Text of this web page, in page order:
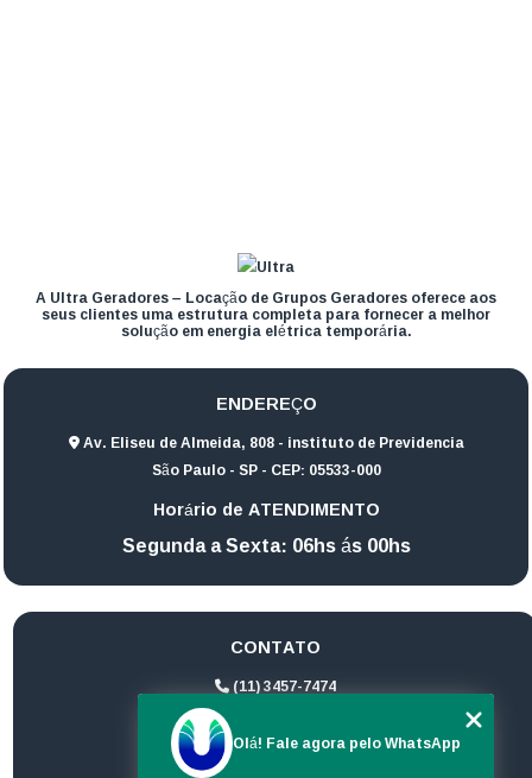
A Ultra Geradores – Locação de Grupos Geradores oferece aos
seus clientes uma estrutura completa para fornecer a melhor
solução em energia elétrica temporária.
ENDEREÇO
Av. Eliseu de Almeida, 808 - instituto de Previdencia
São Paulo - SP - CEP: 05533-000
Horário de ATENDIMENTO
Segunda a Sexta: 06hs ás 00hs
CONTATO
(11) 3457-7474
(11) 94172-1974
contato@ultrageradores.com
Olá! Fale agora pelo WhatsApp